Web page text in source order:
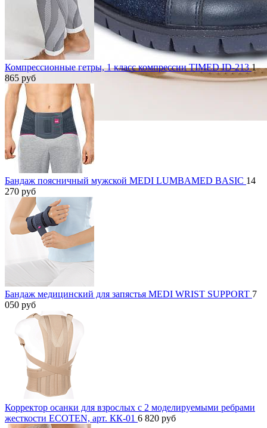
Компрессионные гетры, 1 класс компрессии TIMED ID-2131
865 руб
Бандаж поясничный мужской MEDI LUMBAMED BASIC 14
270 руб
Бандаж медицинский для запястья MEDI WRIST SUPPORT 7
050 руб
Корректор осанки для взрослых с 2 моделируемыми ребрами
жесткости ECOTEN, арт. КК-01 6 820 руб